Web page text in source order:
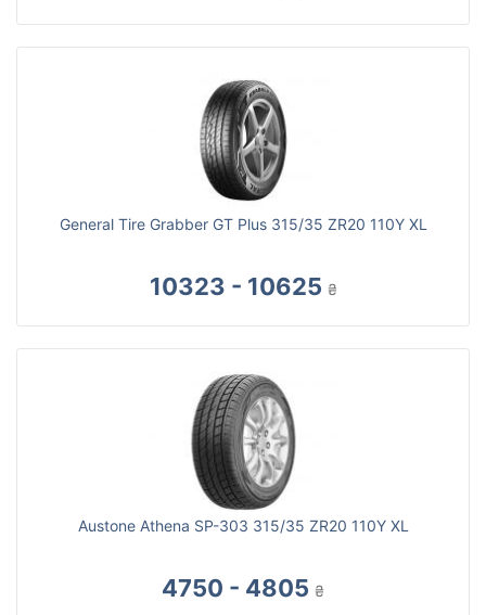
General Tire Grabber GT Plus 315/35 ZR20 110Y XL
10323 - 10625 ₴
Austone Athena SP-303 315/35 ZR20 110Y XL
4750 - 4805 ₴